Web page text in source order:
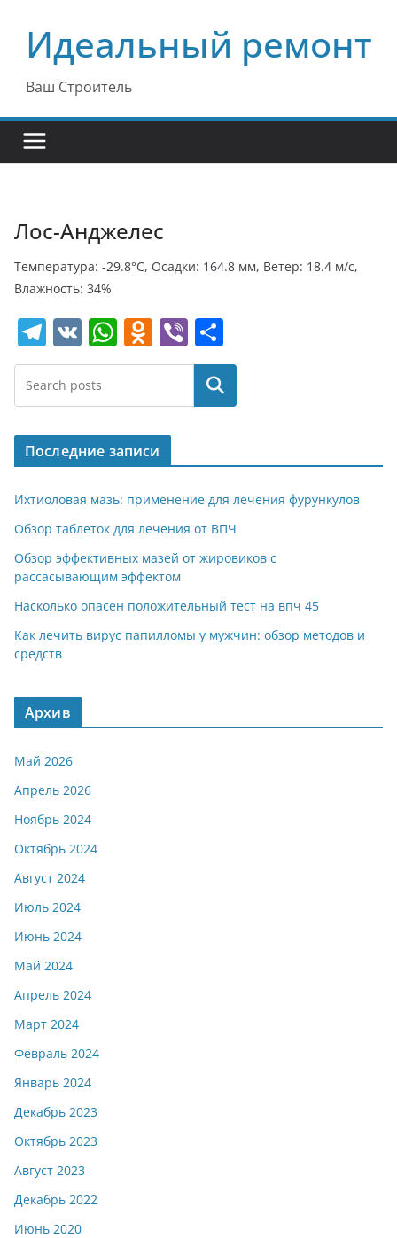
содержимому
Идеальный ремонт
Ваш Строитель
Лос-Анджелес
Температура: -29.8°C, Осадки: 164.8 мм, Ветер: 18.4 м/с,
Влажность: 34%
T
el
e
gr
a
m
V
K
W
h
s
A
p
p
O
d
o
kl
a
ss
ni
ki
Vi
b
er
т
п
р
в
и
т
ь
Поиск
Последние записи
Ихтиоловая мазь: применение для лечения фурункулов
Обзор таблеток для лечения от ВПЧ
Обзор эффективных мазей от жировиков с
рассасывающим эффектом
Насколько опасен положительный тест на впч 45
Как лечить вирус папилломы у мужчин: обзор методов и
средств
Архив
Май 2026
Апрель 2026
Ноябрь 2024
Октябрь 2024
Август 2024
Июль 2024
Июнь 2024
Май 2024
Апрель 2024
Март 2024
Февраль 2024
Январь 2024
Декабрь 2023
Октябрь 2023
Август 2023
Декабрь 2022
Июнь 2020